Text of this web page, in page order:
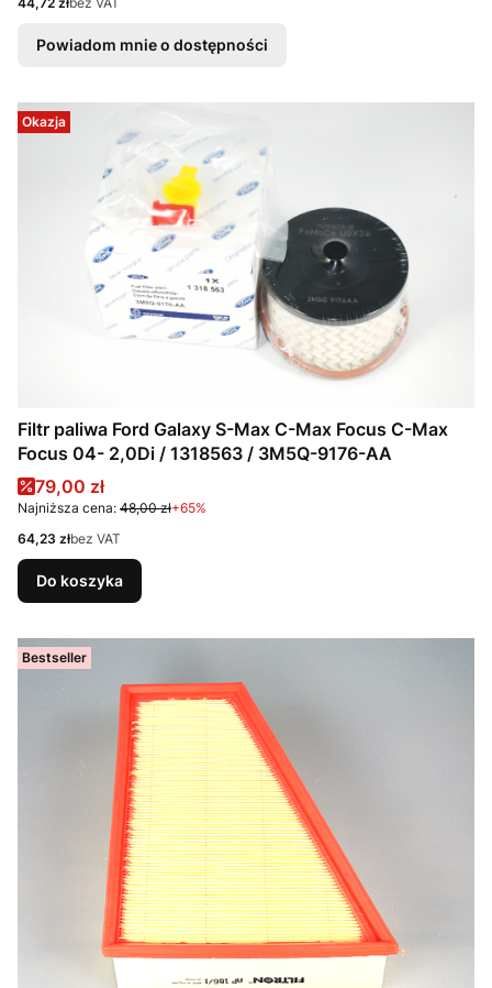
Powiadom mnie o dostępności
Okazja
Filtr paliwa Ford Galaxy S-Max C-Max Focus C-Max
Focus 04- 2,0Di / 1318563 / 3M5Q-9176-AA
Cena promocyjna
79,00 zł
Najniższa cena: 48,00 zł+65%
Cena
64,23 złbez VAT
Do koszyka
Bestseller